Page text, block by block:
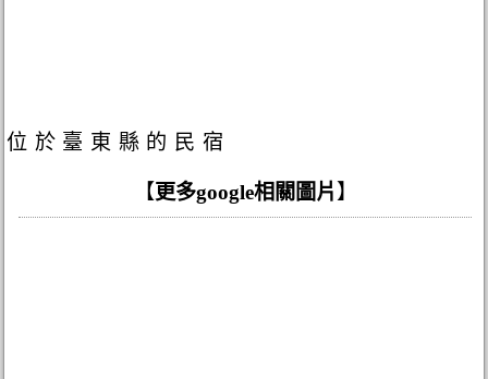
位於臺東縣的民宿
【更多google相關圖片】